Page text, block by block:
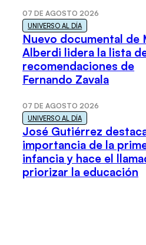
07 DE AGOSTO 2026
UNIVERSO AL DÍA
Nuevo documental de
Alberdi lidera la lista
recomendaciones de
Fernando Zavala
07 DE AGOSTO 2026
UNIVERSO AL DÍA
José Gutiérrez
importancia de la
infancia y hace el
priorizar la educación